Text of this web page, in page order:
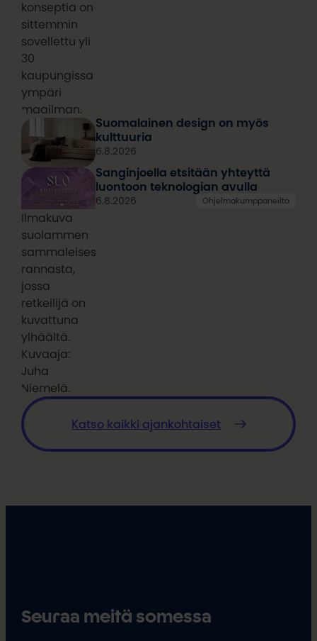
konseptia on
sittemmin
sovellettu yli
30
kaupungissa
ympäri
maailman.
Suomalainen design on myös
kulttuuria
6.8.2026
Ilmakuva
suolammen
sammaleisesta
rannasta,
jossa
retkeilijä on
kuvattuna
ylhäältä.
Kuvaaja:
Juha
Niemelä.
Sanginjoella etsitään yhteyttä
luontoon teknologian avulla
6.8.2026 Ohjelmakumppaneilta
Katso kaikki ajankohtaiset
Seuraa meitä somessa